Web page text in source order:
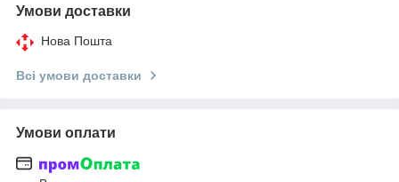
Умови доставки
Нова Пошта
Всі умови доставки
Умови оплати